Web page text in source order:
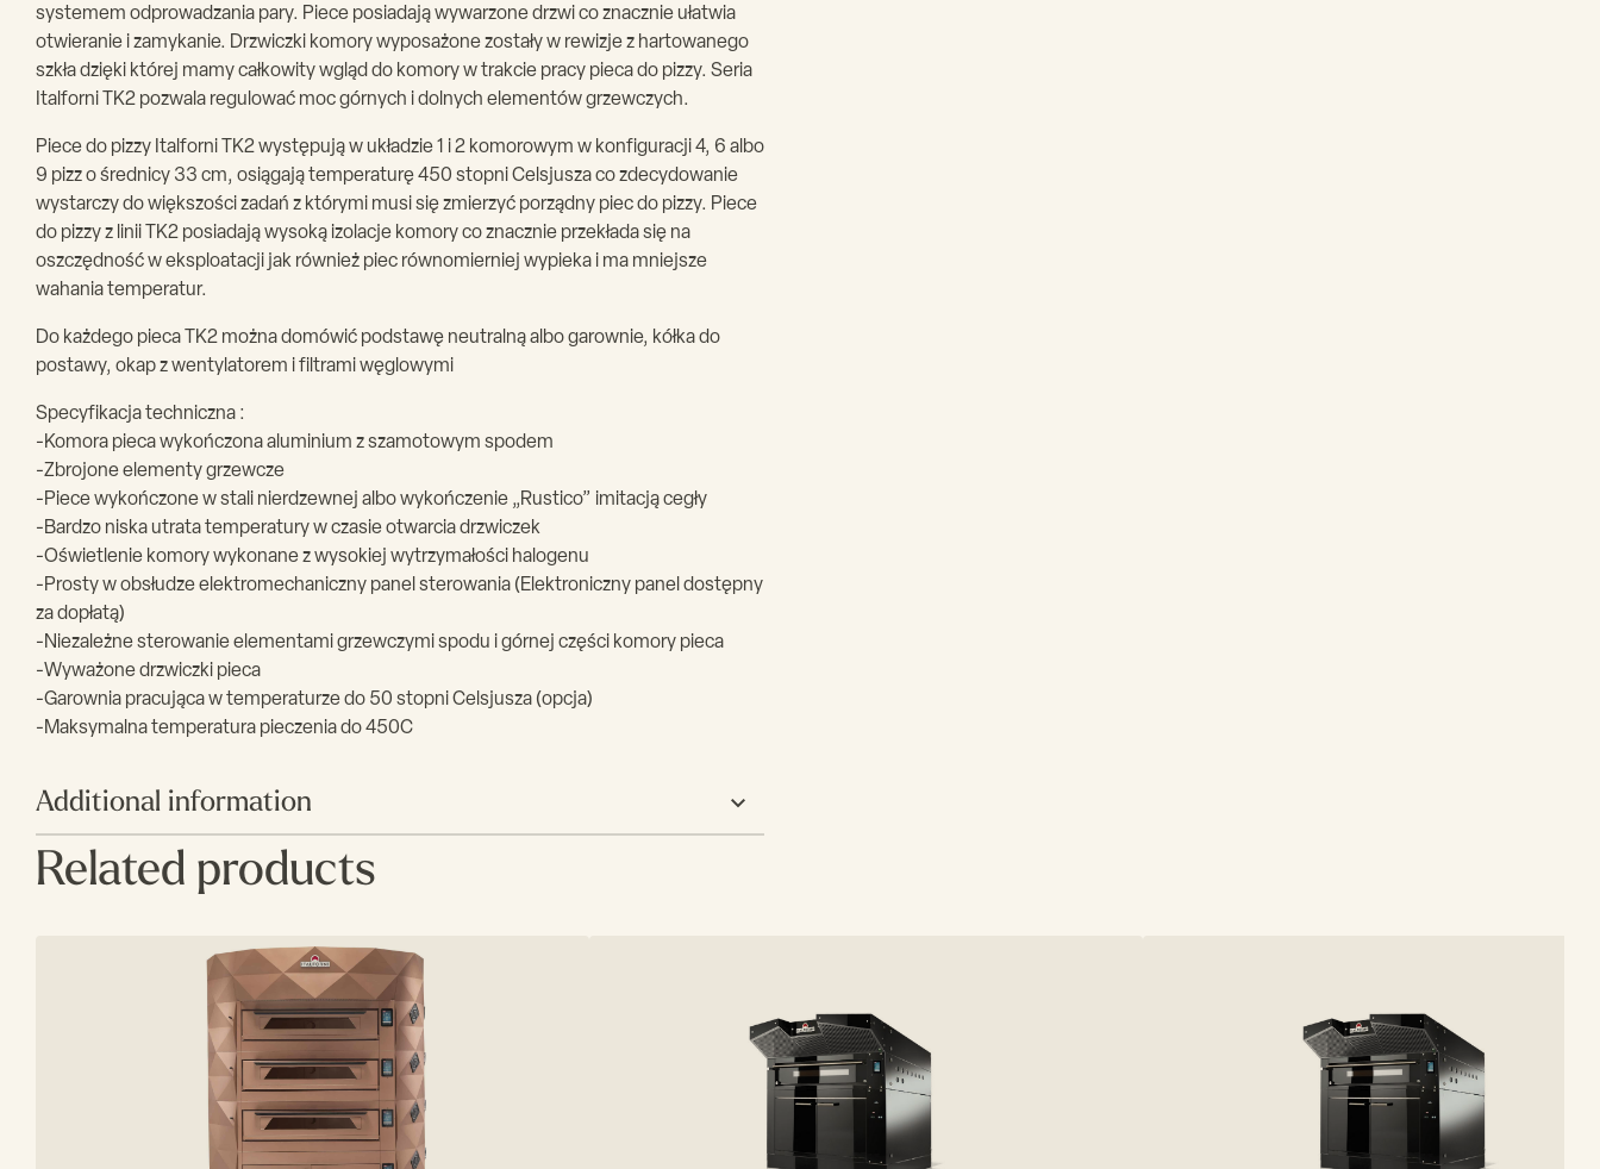
systemem odprowadzania pary. Piece posiadają wywarzone drzwi co znacznie ułatwia
otwieranie i zamykanie. Drzwiczki komory wyposażone zostały w rewizje z hartowanego
szkła dzięki której mamy całkowity wgląd do komory w trakcie pracy pieca do pizzy. Seria
Italforni TK2 pozwala regulować moc górnych i dolnych elementów grzewczych.
Piece do pizzy Italforni TK2 występują w układzie 1 i 2 komorowym w konfiguracji 4, 6 albo
9 pizz o średnicy 33 cm, osiągają temperaturę 450 stopni Celsjusza co zdecydowanie
wystarczy do większości zadań z którymi musi się zmierzyć porządny piec do pizzy. Piece
do pizzy z linii TK2 posiadają wysoką izolacje komory co znacznie przekłada się na
oszczędność w eksploatacji jak również piec równomierniej wypieka i ma mniejsze
wahania temperatur.
Do każdego pieca TK2 można domówić podstawę neutralną albo garownie, kółka do
postawy, okap z wentylatorem i filtrami węglowymi
Specyfikacja techniczna :
-Komora pieca wykończona aluminium z szamotowym spodem
-Zbrojone elementy grzewcze
-Piece wykończone w stali nierdzewnej albo wykończenie „Rustico” imitacją cegły
-Bardzo niska utrata temperatury w czasie otwarcia drzwiczek
-Oświetlenie komory wykonane z wysokiej wytrzymałości halogenu
-Prosty w obsłudze elektromechaniczny panel sterowania (Elektroniczny panel dostępny
za dopłatą)
-Niezależne sterowanie elementami grzewczymi spodu i górnej części komory pieca
-Wyważone drzwiczki pieca
-Garownia pracująca w temperaturze do 50 stopni Celsjusza (opcja)
-Maksymalna temperatura pieczenia do 450C
Additional information
Głębokość(mm) 840
4
9
1690
Related products